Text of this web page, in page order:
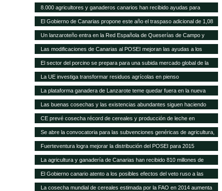
promoción de sus quesos y vinos
8.000 agricultores y ganaderos canarios han recibido ayudas para
desarrollo rural
El Gobierno de Canarias propone este año el traspaso adicional de 1,08
millones del REA a la ganadería de las islas
Un lanzaroteño entra en la Red Española de Queserías de Campo y
Artesanas
Las modificaciones de Canarias al POSEI mejoran las ayudas a los
sectores productivos canarios
El sector del porcino se prepara para una subida mercado global de la
carne del 40% en 20 años
La UE investiga transformar residuos agrícolas en pienso
La plataforma ganadera de Lanzarote teme quedar fuera en la nueva
revisión del Posei
Las buenas cosechas y las existencias abundantes siguen haciendo
bajar los precios internacionales de los alimentos
CE prevé cosecha récord de cereales y producción de leche en
próximos meses
Se abre la convocatoria para las subvenciones genéricas de agricultura,
ganadería y pesca
Fuerteventura logra mejorar la distribución del POSEI para 2015
La agricultura y ganadería de Canarias han recibido 810 millones de
euros en ayudas del POSEI esta legislatura
El Gobierno canario atento a los posibles efectos del veto ruso a las
importaciones de la UE
La cosecha mundial de cereales estimada por la FAO en 2014 aumenta